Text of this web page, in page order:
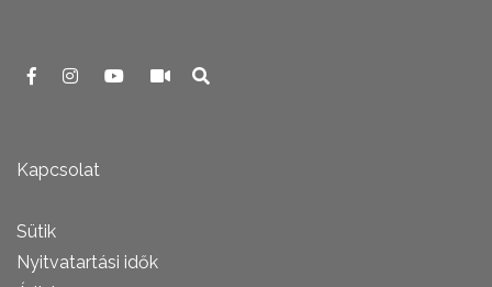
Kapcsolat
Sütik
Nyitvatartási idők